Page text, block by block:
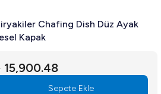
Chafing Dish Düz Ayak
Kapak
15,900.48
Sepete Ekle